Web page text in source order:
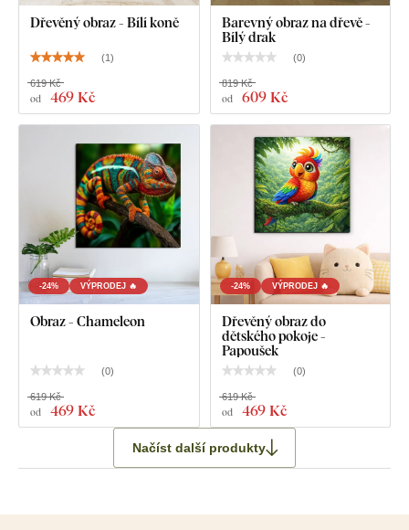
Dřevěný obraz - Bílí koně
(1)
od 469 Kč
619 Kč
Barevný obraz na dřevě -
Bílý drak
(0)
od 609 Kč
819 Kč
-24% VÝPRODEJ 🔥
Obraz - Chameleon
(0)
od 469 Kč
619 Kč
-24% VÝPRODEJ 🔥
Dřevěný obraz do
dětského pokoje -
Papoušek
(0)
od 469 Kč
619 Kč
Načíst další produkty